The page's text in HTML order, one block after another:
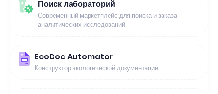
Поиск лабораторий
Современный маркетплейс для поиска и заказа
аналитических исследований
EcoDoc Automator
Конструктор экологической документации